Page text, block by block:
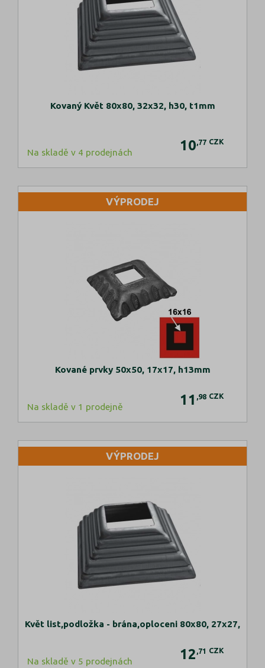
Kovaný Květ 80x80, 32x32, h30, t1mm
Na skladě v 4 prodejnách 10 ,77 CZK
VÝPRODEJ
Kované prvky 50x50, 17x17, h13mm
Na skladě v 1 prodejně 11 ,98 CZK
VÝPRODEJ
Květ list,podložka - brána,oploceni 80x80, 27x27,
Na skladě v 5 prodejnách 12 ,71 CZK